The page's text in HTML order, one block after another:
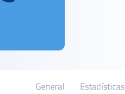
General Estadísticas